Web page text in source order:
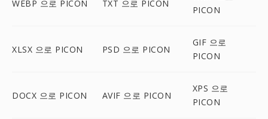
WEBP 으로 PICON TXT 으로 PICON
PICON
XLSX 으로 PICON PSD 으로 PICON
GIF 으로
PICON
DOCX 으로 PICON AVIF 으로 PICON
XPS 으로
PICON